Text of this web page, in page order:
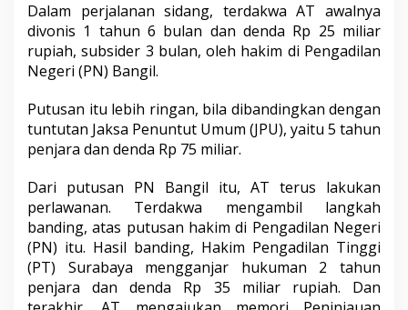
Dalam perjalanan sidang, terdakwa AT awalnya
divonis 1 tahun 6 bulan dan denda Rp 25 miliar
rupiah, subsider 3 bulan, oleh hakim di Pengadilan
Negeri (PN) Bangil.
Putusan itu lebih ringan, bila dibandingkan dengan
tuntutan Jaksa Penuntut Umum (JPU), yaitu 5 tahun
penjara dan denda Rp 75 miliar.
Dari putusan PN Bangil itu, AT terus lakukan
perlawanan. Terdakwa mengambil langkah
banding, atas putusan hakim di Pengadilan Negeri
(PN) itu. Hasil banding, Hakim Pengadilan Tinggi
(PT) Surabaya mengganjar hukuman 2 tahun
penjara dan denda Rp 35 miliar rupiah. Dan